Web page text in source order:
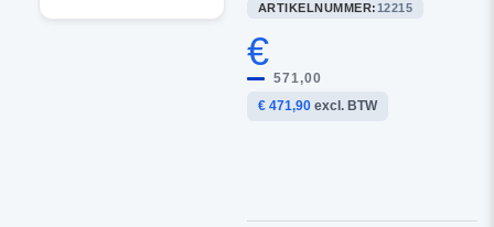
ARTIKELNUMMER:12215
€
571,00
€ 471,90excl. BTW